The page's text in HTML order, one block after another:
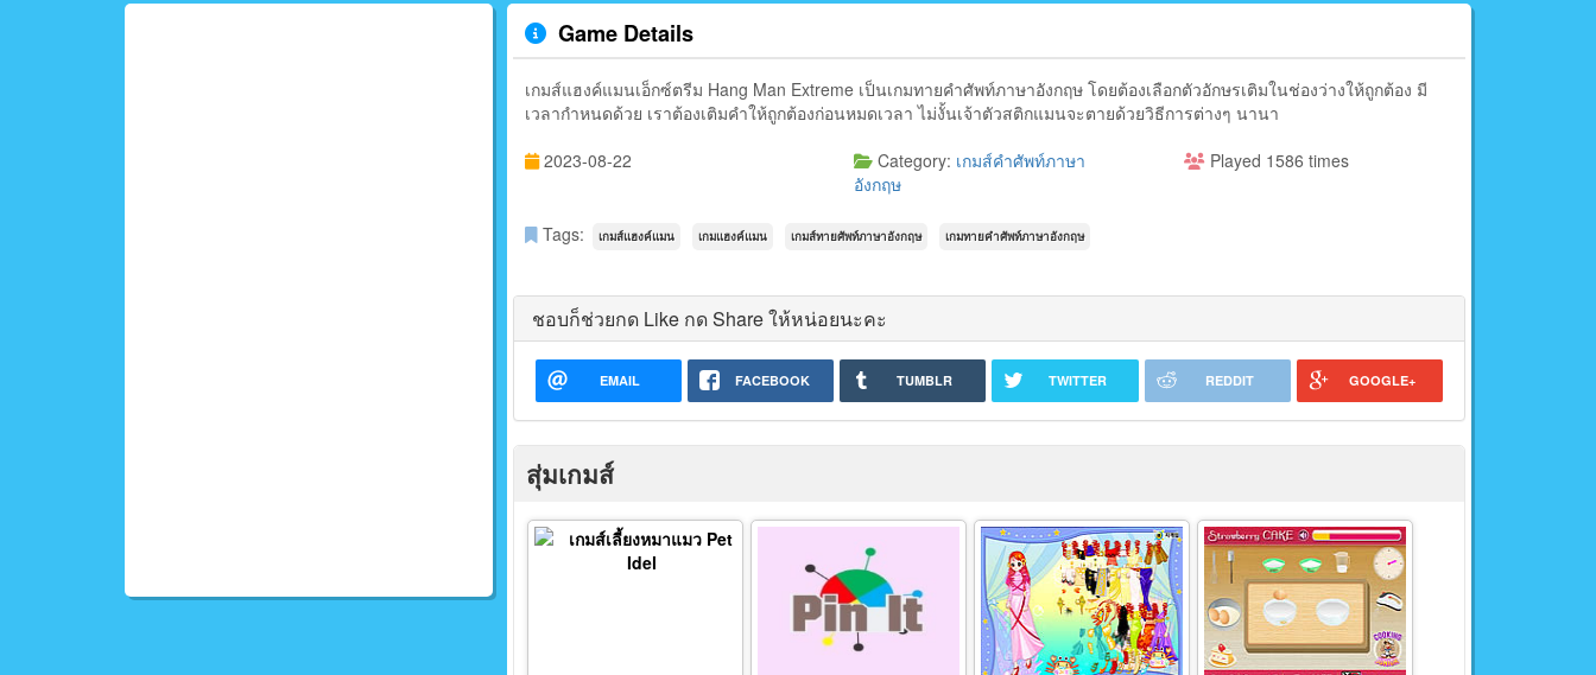
Game Details
เกมส์แฮงค์แมนเอ็กซ์ตรีม Hang Man Extreme เป็นเกมทายคำศัพท์ภาษาอังกฤษ โดยต้องเลือกตัวอักษรเติมในช่องว่างให้ถูกต้อง มี
เวลากำหนดด้วย เราต้องเติมคำให้ถูกต้องก่อนหมดเวลา ไม่งั้นเจ้าตัวสติกแมนจะตายด้วยวิธีการต่างๆ นานา
2023-08-22
Category: เกมส์คำศัพท์ภาษา
อังกฤษ
Played 1586 times
Tags: เกมส์แฮงค์แมน เกมแฮงค์แมน เกมส์ทายศัพท์ภาษาอังกฤษ เกมทายคำศัพท์ภาษาอังกฤษ
ชอบก็ช่วยกด Like กด Share ให้หน่อยนะคะ
EMAIL FACEBOOK TUMBLR TWITTER REDDIT GOOGLE+
สุ่มเกมส์